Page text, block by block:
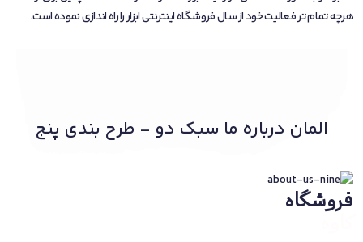
هرچه تمام تر فعالیت خود از سال فروشگاه اینترنتی ابزار را راه اندازی نموده است.
المان درباره ما سبک دو - طرح بندی پنج
فروشگاه